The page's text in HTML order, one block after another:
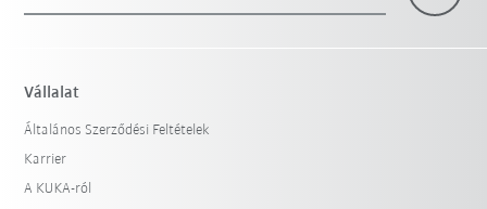
Vállalat
Általános Szerződési Feltételek
Karrier
A KUKA-ról